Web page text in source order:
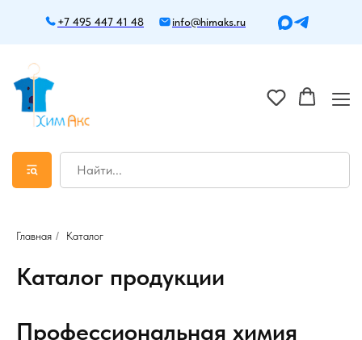
info@himaks.ru
+7 495 447 41 48
Главная / Каталог
Каталог продукции
Профессиональная химия